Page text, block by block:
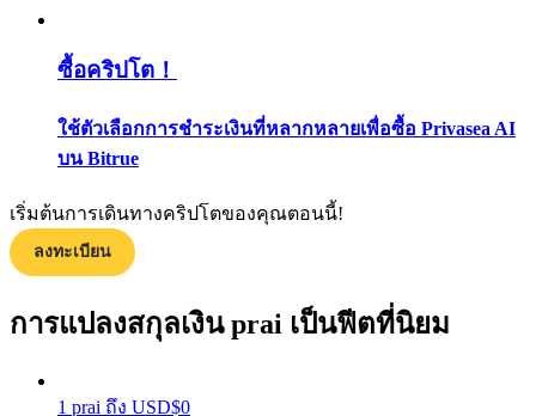
ซื้อคริปโต！
ใช้ตัวเลือกการชำระเงินที่หลากหลายเพื่อซื้อ Privasea AI
บน Bitrue
เริ่มต้นการเดินทางคริปโตของคุณตอนนี้!
ลงทะเบียน
การแปลงสกุลเงิน prai เป็นฟีตที่นิยม
1 prai ถึง USD$0